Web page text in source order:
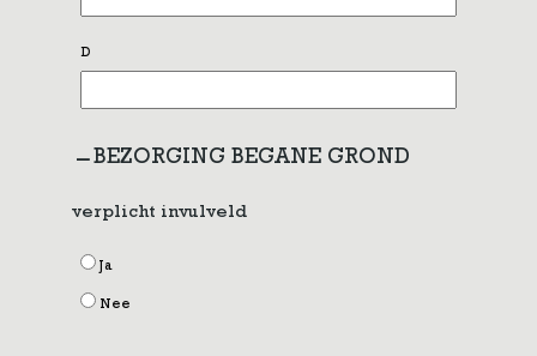
D
BEZORGING BEGANE GROND
verplicht invulveld
Ja
Nee